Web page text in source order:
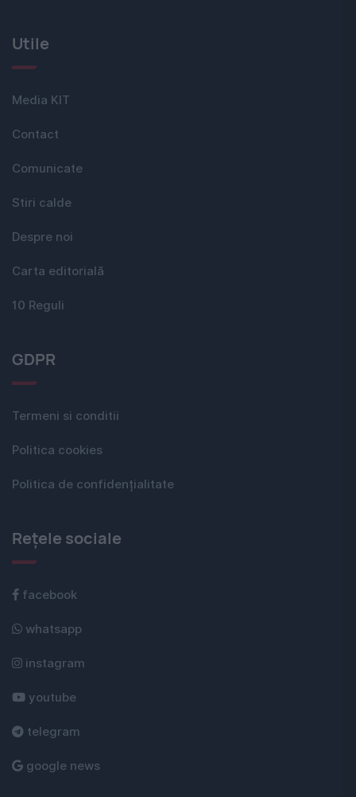
Utile
Media KIT
Contact
Comunicate
Stiri calde
Despre noi
Carta editorială
10 Reguli
GDPR
Termeni si conditii
Politica cookies
Politica de confidențialitate
Rețele sociale
facebook
whatsapp
instagram
youtube
telegram
google news